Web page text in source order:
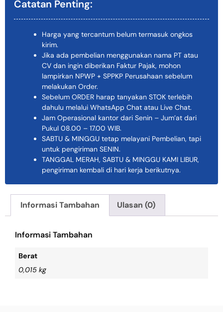
Catatan Penting:
Harga yang tercantum belum termasuk ongkos
kirim.
Jika ada pembelian menggunakan nama PT atau
CV dan ingin diberikan Faktur Pajak, mohon
lampirkan NPWP + SPPKP Perusahaan sebelum
melakukan Order.
Sebelum ORDER harap tanyakan STOK terlebih
dahulu melalui WhatsApp Chat atau Live Chat.
Jam Operasional kantor dari Senin – Jum’at dari
Pukul 08.00 – 17.00 WIB.
SABTU & MINGGU tetap melayani Pembelian, tapi
untuk pengiriman SENIN.
TANGGAL MERAH, SABTU & MINGGU KAMI LIBUR,
pengiriman kembali di hari kerja berikutnya.
Informasi Tambahan Ulasan (0)
Informasi Tambahan
Berat
0,015 kg